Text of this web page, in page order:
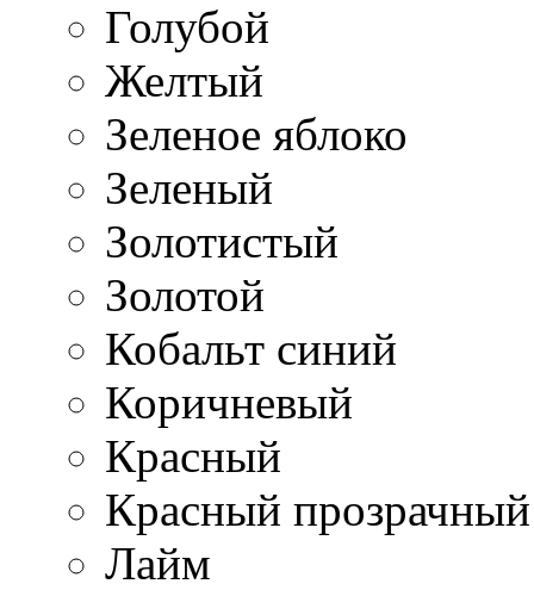
Голубой
Желтый
Зеленое яблоко
Зеленый
Золотистый
Золотой
Кобальт синий
Коричневый
Красный
Красный прозрачный
Лайм